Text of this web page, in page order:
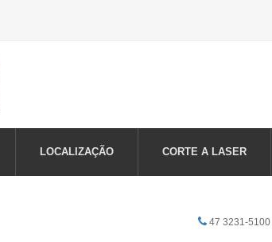
LOCALIZAÇÃO CORTE A LASER
47 3231-5100